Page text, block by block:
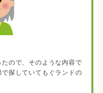
ので、そのような内容で
探していてもぐランドの